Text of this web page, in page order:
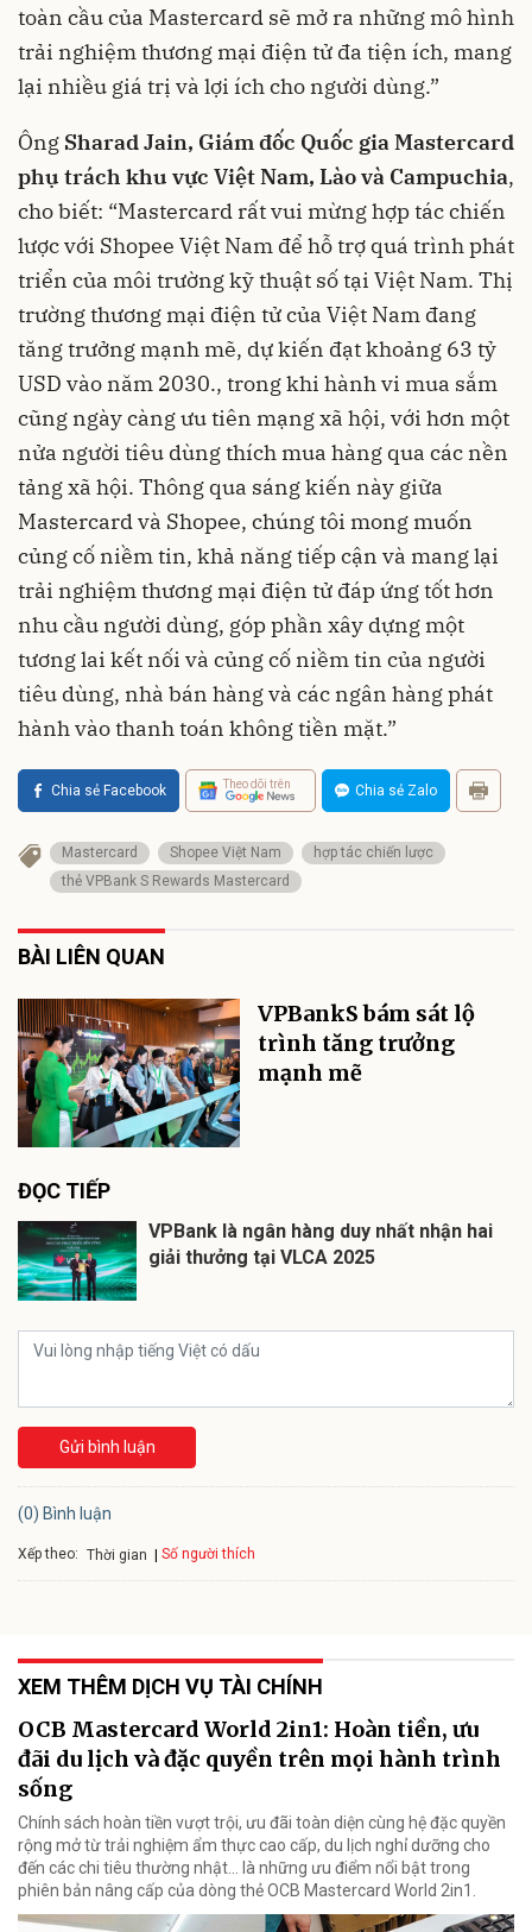
toàn cầu của Mastercard sẽ mở ra những mô hình
trải nghiệm thương mại điện tử đa tiện ích, mang
lại nhiều giá trị và lợi ích cho người dùng.”
Ông Sharad Jain, Giám đốc Quốc gia Mastercard
phụ trách khu vực Việt Nam, Lào và Campuchia,
cho biết: “Mastercard rất vui mừng hợp tác chiến
lược với Shopee Việt Nam để hỗ trợ quá trình phát
triển của môi trường kỹ thuật số tại Việt Nam. Thị
trường thương mại điện tử của Việt Nam đang
tăng trưởng mạnh mẽ, dự kiến đạt khoảng 63 tỷ
USD vào năm 2030., trong khi hành vi mua sắm
cũng ngày càng ưu tiên mạng xã hội, với hơn một
nửa người tiêu dùng thích mua hàng qua các nền
tảng xã hội. Thông qua sáng kiến này giữa
Mastercard và Shopee, chúng tôi mong muốn
củng cố niềm tin, khả năng tiếp cận và mang lại
trải nghiệm thương mại điện tử đáp ứng tốt hơn
nhu cầu người dùng, góp phần xây dựng một
tương lai kết nối và củng cố niềm tin của người
tiêu dùng, nhà bán hàng và các ngân hàng phát
hành vào thanh toán không tiền mặt.”
Chia sẻ Facebook Theo dõi trên Chia sẻ Zalo
Mastercard Shopee Việt Nam
hợp tác chiến lược
thẻ VPBank S Rewards Mastercard
BÀI LIÊN QUAN
VPBankS bám sát lộ
trình tăng trưởng
mạnh mẽ
ĐỌC TIẾP
VPBank là ngân hàng duy nhất nhận hai
giải thưởng tại VLCA 2025
Gửi bình luận
(0) Bình luận
Xếp theo: Thời gian Số người thích
XEM THÊM DỊCH VỤ TÀI CHÍNH
OCB Mastercard World 2in1: Hoàn tiền, ưu
đãi du lịch và đặc quyền trên mọi hành trình
sống
Chính sách hoàn tiền vượt trội, ưu đãi toàn diện cùng hệ đặc quyền
rộng mở từ trải nghiệm ẩm thực cao cấp, du lịch nghỉ dưỡng cho
đến các chi tiêu thường nhật… là những ưu điểm nổi bật trong
phiên bản nâng cấp của dòng thẻ OCB Mastercard World 2in1.